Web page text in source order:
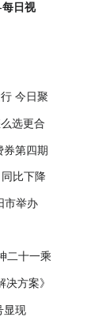
每日视
今日聚
选更合
券第四期
比下降
市举办
二十一乘
方案》
显现